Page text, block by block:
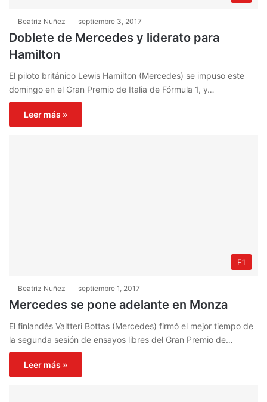
Beatriz Nuñez septiembre 3, 2017
Doblete de Mercedes y liderato para
Hamilton
El piloto británico Lewis Hamilton (Mercedes) se impuso este
domingo en el Gran Premio de Italia de Fórmula 1, y…
Leer más »
F1
Beatriz Nuñez septiembre 1, 2017
Mercedes se pone adelante en Monza
El finlandés Valtteri Bottas (Mercedes) firmó el mejor tiempo de
la segunda sesión de ensayos libres del Gran Premio de…
Leer más »